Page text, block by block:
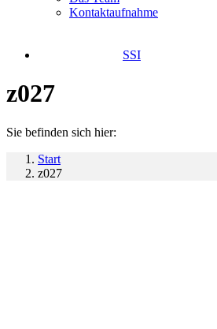
Kontaktaufnahme
SSI
z027
Sie befinden sich hier:
Start
z027